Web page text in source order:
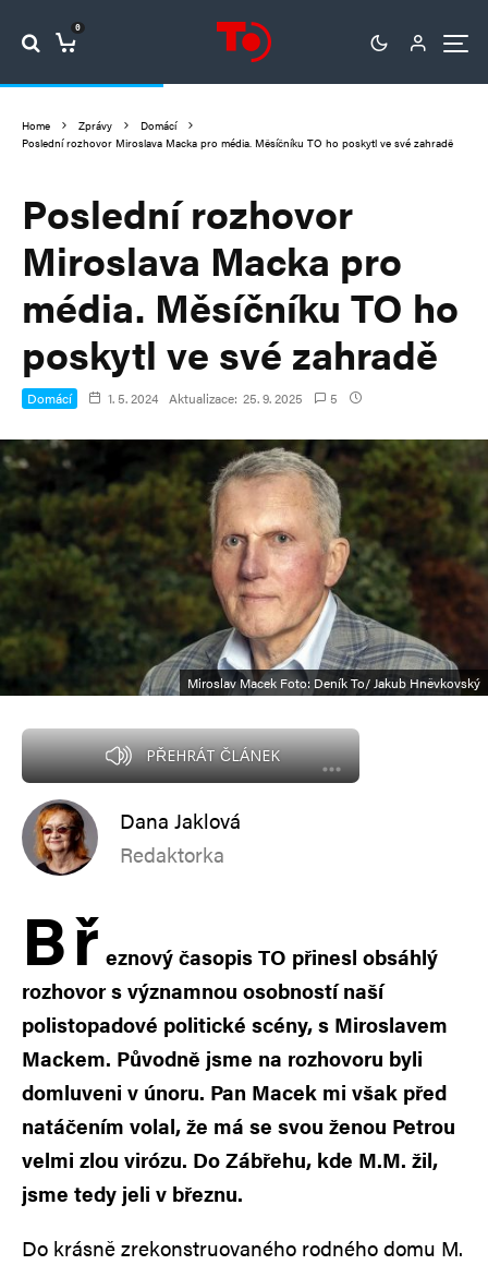
0
Home Zprávy
Domácí
Poslední rozhovor Miroslava Macka pro média. Měsíčníku TO ho poskytl ve své zahradě
Poslední rozhovor
Miroslava Macka pro
média. Měsíčníku TO ho
poskytl ve své zahradě
Domácí 1. 5. 2024 Aktualizace: 25. 9. 2025 5
Miroslav Macek Foto: Deník To/ Jakub Hněvkovský
PŘEHRÁT ČLÁNEK
Dana Jaklová
Redaktorka
Bř eznový časopis TO přinesl obsáhlý
rozhovor s významnou osobností naší
polistopadové politické scény, s Miroslavem
Mackem. Původně jsme na rozhovoru byli
domluveni v únoru. Pan Macek mi však před
natáčením volal, že má se svou ženou Petrou
velmi zlou virózu. Do Zábřehu, kde M.M. žil,
jsme tedy jeli v březnu.
Do krásně zrekonstruovaného rodného domu M.